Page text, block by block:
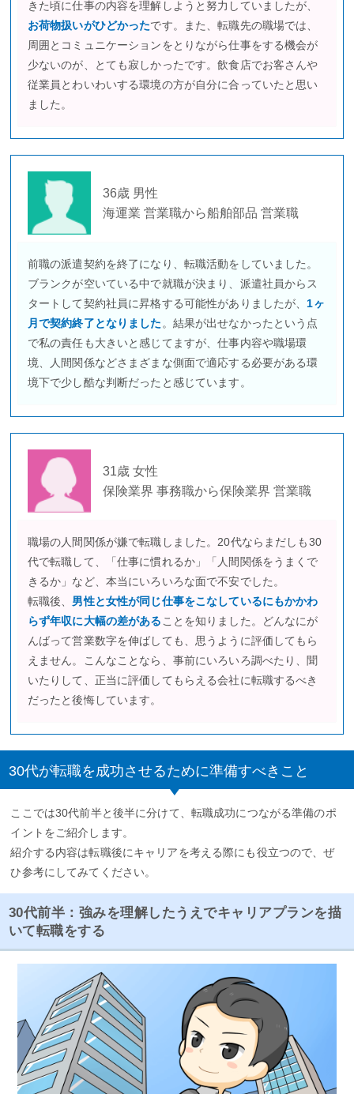
きた頃に仕事の内容を理解しようと努力していましたが、
お荷物扱いがひどかったです。また、転職先の職場では、
周囲とコミュニケーションをとりながら仕事をする機会が
少ないのが、とても寂しかったです。飲食店でお客さんや
従業員とわいわいする環境の方が自分に合っていたと思い
ました。
36歳 男性
海運業 営業職から船舶部品 営業職
前職の派遣契約を終了になり、転職活動をしていました。
ブランクが空いている中で就職が決まり、派遣社員からス
タートして契約社員に昇格する可能性がありましたが、1ヶ
月で契約終了となりました。結果が出せなかったという点
で私の責任も大きいと感じてますが、仕事内容や職場環
境、人間関係などさまざまな側面で適応する必要がある環
境下で少し酷な判断だったと感じています。
31歳 女性
保険業界 事務職から保険業界 営業職
職場の人間関係が嫌で転職しました。20代ならまだしも30
代で転職して、「仕事に慣れるか」「人間関係をうまくで
きるか」など、本当にいろいろな面で不安でした。
転職後、 男性と女性が同じ仕事をこなしているにもかかわ
らず年収に大幅の差があることを知りました。どんなにが
んばって営業数字を伸ばしても、思うように評価してもら
えません。こんなことなら、事前にいろいろ調べたり、聞
いたりして、正当に評価してもらえる会社に転職するべき
だったと後悔しています。
30代が転職を成功させるために準備すべきこと
ここでは30代前半と後半に分けて、転職成功につながる準備のポ
イントをご紹介します。
紹介する内容は転職後にキャリアを考える際にも役立つので、ぜ
ひ参考にしてみてください。
30代前半：強みを理解したうえでキャリアプランを描
いて転職をする